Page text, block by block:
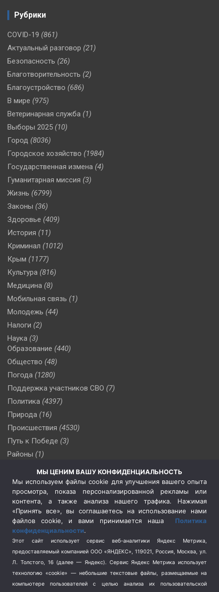
Рубрики
COVID-19 (861)
Актуальный разговор (21)
Безопасность (26)
Благотворительность (2)
Благоустройство (686)
В мире (975)
Ветеринарная служба (1)
Выборы 2025 (10)
Город (8036)
Городское хозяйство (1984)
Государственная измена (4)
Гуманитарная миссия (3)
Жизнь (6799)
Законы (36)
Здоровье (409)
История (11)
Криминал (1012)
Крым (1177)
Культура (816)
Медицина (8)
Мобильная связь (1)
Молодежь (44)
Налоги (2)
Наука (3)
Образование (440)
Общество (48)
Погода (1280)
Поддержка участников СВО (7)
Политика (4397)
Природа (16)
Происшествия (4530)
Путь к Победе (3)
Районы (1)
(510)
Сельское хозяйство (3)
Социальная политика
(3)
Спецоперация в Украине
Спецоперация на Украине
(404)
Спорт (740)
Терроризм (1)
Транспорт (262)
Туризм (178)
МЫ ЦЕНИМ ВАШУ КОНФИДЕНЦИАЛЬНОСТЬ
Мы используем файлы cookie для улучшения вашего опыта
просмотра, показа персонализированной рекламы или
контента, а также анализа нашего трафика. Нажимая
«Принять все», вы соглашаетесь на использование нами
файлов cookie, и вами принимается наша Политика
конфиденциальности.
Этот сайт использует сервис веб-аналитики Яндекс Метрика,
предоставляемый компанией ООО «ЯНДЕКС», 119021, Россия, Москва, ул.
Л. Толстого, 16 (далее — Яндекс). Сервис Яндекс Метрика использует
технологию «cookie» — небольшие текстовые файлы, размещаемые на
компьютере пользователей с целью анализа их пользовательской